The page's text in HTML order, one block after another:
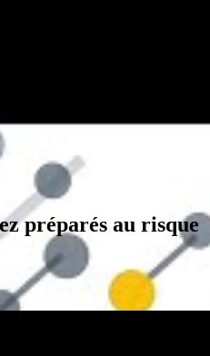
préparés au risque